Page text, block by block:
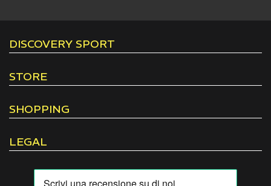
DISCOVERY SPORT
STORE
SHOPPING
LEGAL